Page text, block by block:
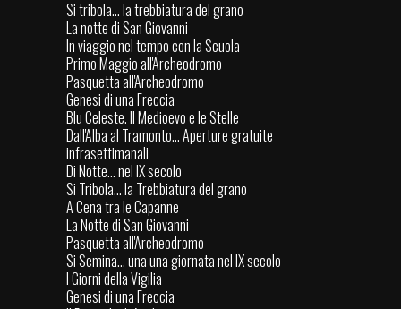
Si tribola... la trebbiatura del grano
La notte di San Giovanni
In viaggio nel tempo con la Scuola
Primo Maggio all'Archeodromo
Pasquetta all'Archeodromo
Genesi di una Freccia
Blu Celeste. Il Medioevo e le Stelle
Dall'Alba al Tramonto... Aperture gratuite
infrasettimanali
Di Notte... nel IX secolo
Si Tribola... la Trebbiatura del grano
A Cena tra le Capanne
La Notte di San Giovanni
Pasquetta all'Archeodromo
Si Semina... una una giornata nel IX secolo
I Giorni della Vigilia
Genesi di una Freccia